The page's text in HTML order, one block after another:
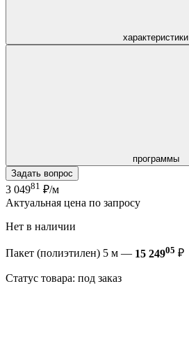
характеристики
программы
Задать вопрос
3 04981 ₽/м
Актуальная цена по запросу
Нет в наличии
Пакет (полиэтилен) 5 м — 15 24905 ₽
Статус товара: под заказ